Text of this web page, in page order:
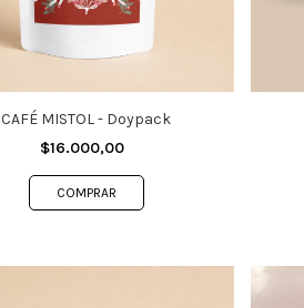
CAFÉ MISTOL - Doypack
$16.000,00